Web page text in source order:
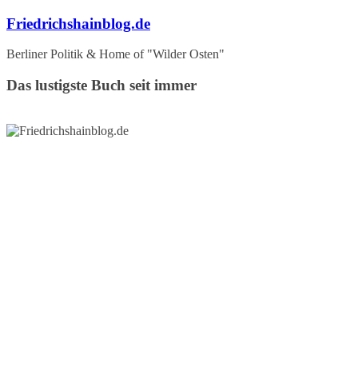
Zum
springen
Friedrichshainblog.de
Berliner Politik & Home of "Wilder Osten"
Das lustigste Buch seit immer